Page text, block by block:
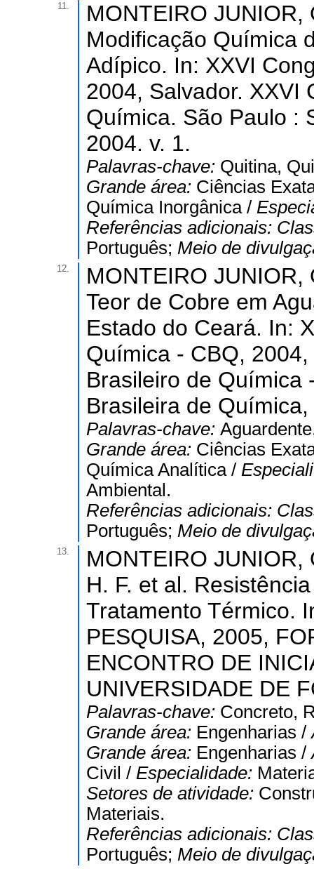
11.
MONTEIRO JUNIOR,
Modificação Química
Adípico. In: XXVI
2004, Salvador. XXVI
Química. São Paulo :
2004. v. 1.
Palavras-chave: Quitina,
Grande área: Ciências
Química Inorgânica /
Referências adicionais:
Português; Meio de
12.
MONTEIRO JUNIOR,
Teor de Cobre em
Estado do Ceará. In:
Química - CBQ,
Brasileiro de Química
Brasileira de
Palavras-chave:
Grande área: Ciências
Química Analítica /
Ambiental.
Referências adicionais:
Português; Meio de
13.
MONTEIRO JUNIOR,
H. F. et al.
Tratamento Térmico.
PESQUISA, 2005,
ENCONTRO DE
UNIVERSIDADE DE
Palavras-chave: Concreto,
Grande área: Engenharias /
Grande área: Engenharias /
Civil / Especialidade:
Setores de atividade:
Materiais.
Referências adicionais:
Português; Meio de